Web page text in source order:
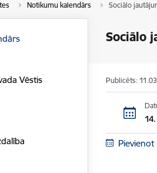
Notikumu kalendārs Sociālo
Sociālo
Vēstis
Publicēts: